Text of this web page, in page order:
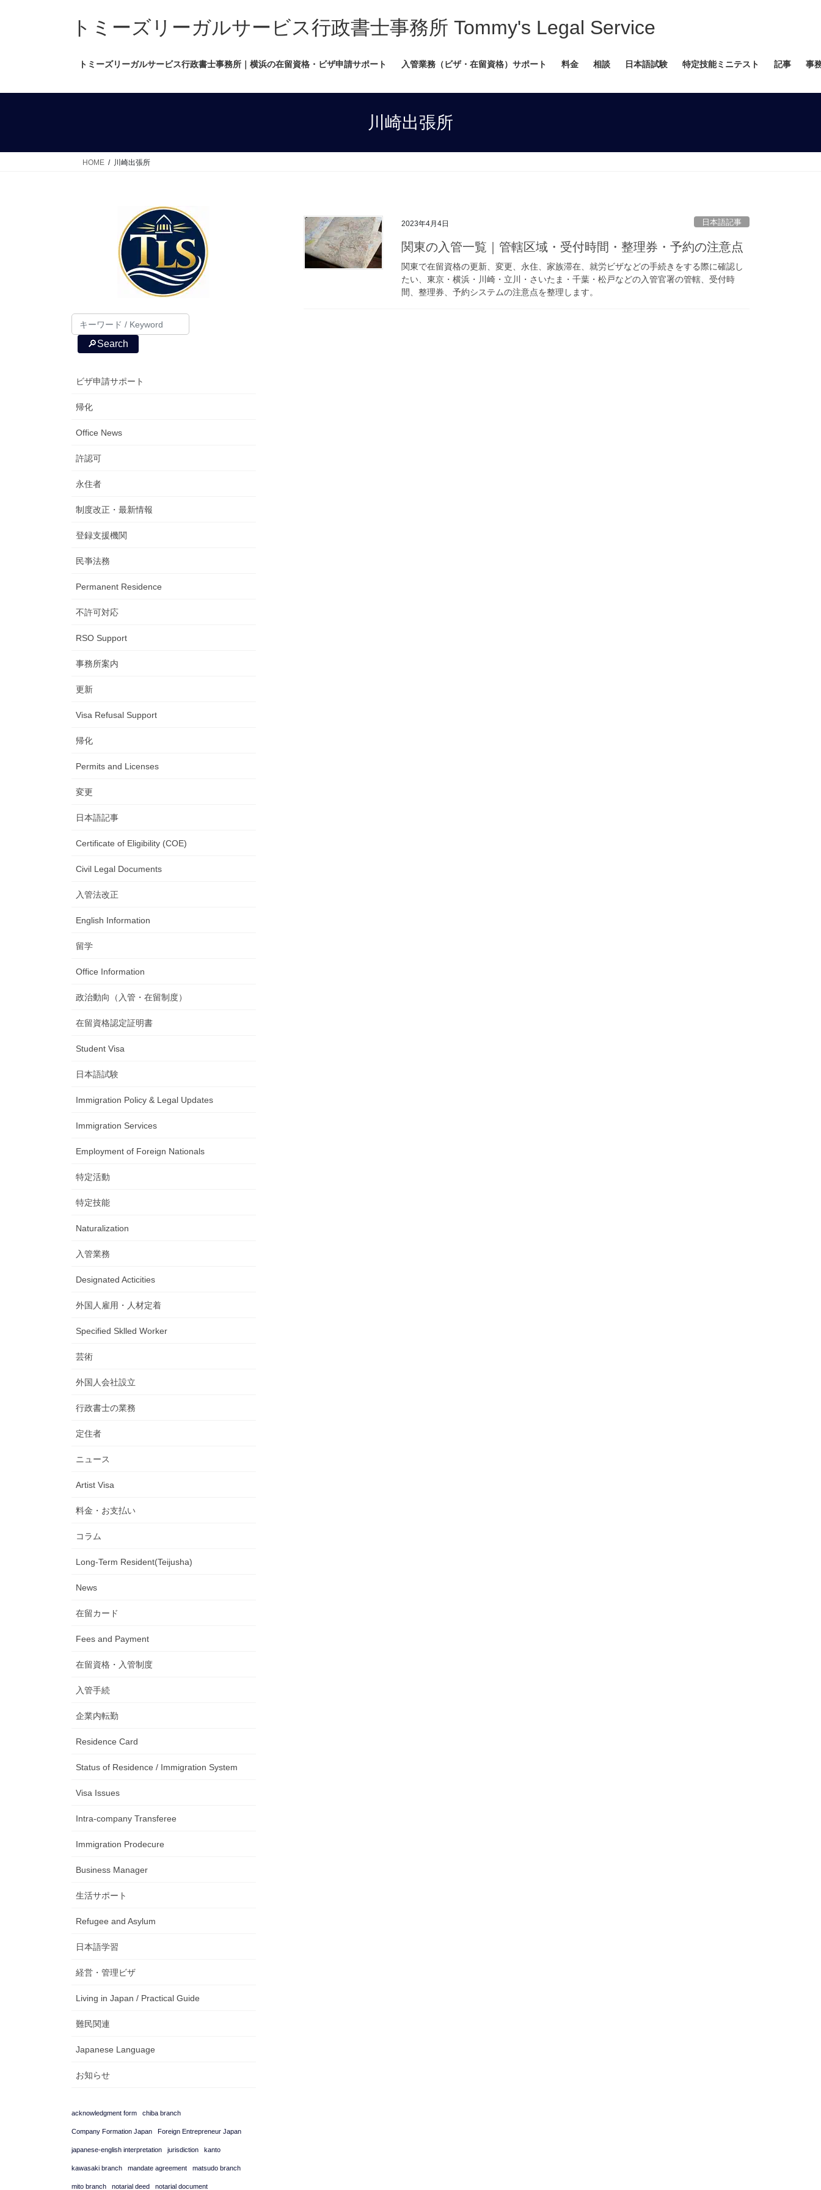
ス
ン
トミーズリーガルサービス行政書士事務所 Tommy's Legal Service
トミーズリーガルサービス行政書士事務所｜横浜の在留資格・ビザ申請サポート 入管業務（ビザ・在留資格）サポート 料金 相談 日本語試験 特定技能ミニテスト 記事 事
川崎出張所
HOME 川崎出張所
2023年4月4日 日本語記事
関東の入管一覧｜管轄区域・受付時間・整理券・予約の注意点
関東で在留資格の更新、変更、永住、家族滞在、就労ビザなどの手続きをする際に確認し
たい、東京・横浜・川崎・立川・さいたま・千葉・松戸などの入管官署の管轄、受付時
間、整理券、予約システムの注意点を整理します。
🔎Search
ビザ申請サポート
帰化
Office News
許認可
永住者
制度改正・最新情報
登録支援機関
民亊法務
Permanent Residence
不許可対応
RSO Support
事務所案内
更新
Visa Refusal Support
帰化
Permits and Licenses
変更
日本語記事
Certificate of Eligibility (COE)
Civil Legal Documents
入管法改正
English Information
留学
Office Information
政治動向（入管・在留制度）
在留資格認定証明書
Student Visa
日本語試験
Immigration Policy & Legal Updates
Immigration Services
Employment of Foreign Nationals
特定活動
特定技能
Naturalization
入管業務
Designated Acticities
外国人雇用・人材定着
Specified Sklled Worker
芸術
外国人会社設立
行政書士の業務
定住者
ニュース
Artist Visa
料金・お支払い
コラム
Long-Term Resident(Teijusha)
News
在留カード
Fees and Payment
在留資格・入管制度
入管手続
企業内転勤
Residence Card
Status of Residence / Immigration System
Visa Issues
Intra-company Transferee
Immigration Prodecure
Business Manager
生活サポート
Refugee and Asylum
日本語学習
経営・管理ビザ
Living in Japan / Practical Guide
難民関連
Japanese Language
お知らせ
acknowledgment form chiba branch
Company Formation Japan Foreign Entrepreneur Japan
japanese-english interpretation jurisdiction kanto
kawasaki branch mandate agreement matsudo branch
mito branch notarial deed notarial document